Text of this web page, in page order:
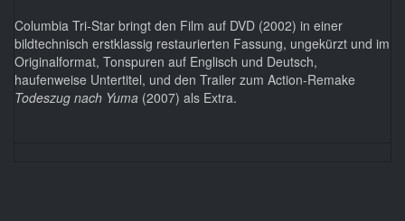
Columbia Tri-Star bringt den Film auf DVD (2002) in einer
bildtechnisch erstklassig restaurierten Fassung, ungekürzt und im
Originalformat, Tonspuren auf Englisch und Deutsch,
haufenweise Untertitel, und den Trailer zum Action-Remake
Todeszug nach Yuma (2007) als Extra.